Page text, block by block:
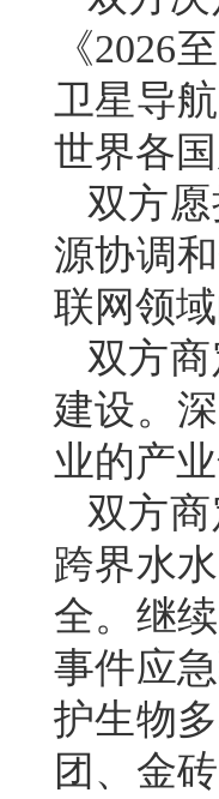
《2026
卫星导
世界各国
双方
源协调
联网领
双方
建设。
业的产
双方
跨界水
全。继
事件应
护生物
团、金